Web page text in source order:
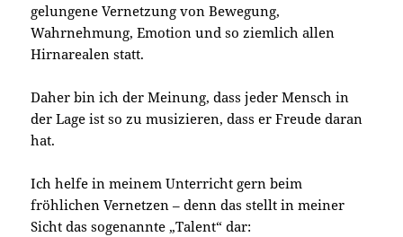
gelungene Vernetzung von Bewegung,
Wahrnehmung, Emotion und so ziemlich allen
Hirnarealen statt.
Daher bin ich der Meinung, dass jeder Mensch in
der Lage ist so zu musizieren, dass er Freude daran
hat.
Ich helfe in meinem Unterricht gern beim
fröhlichen Vernetzen – denn das stellt in meiner
Sicht das sogenannte „Talent“ dar: